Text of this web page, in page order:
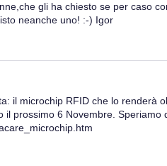
gli ha chiesto se per caso
neanche uno! :-) Igor
il microchip RFID che lo renderà
il prossimo 6 Novembre. Speriamo